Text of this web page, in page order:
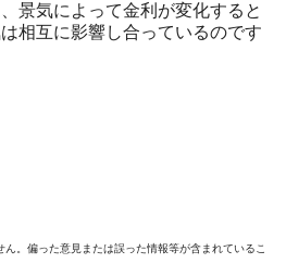
景気によって金利が変化すると
相互に影響し合っているのです
。偏った意見または誤った情報等が含まれているこ